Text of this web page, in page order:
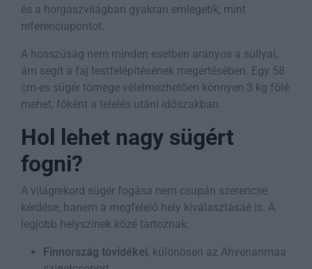
és a horgászvilágban gyakran emlegetik, mint
referenciapontot.
A hosszúság nem minden esetben arányos a súllyal,
ám segít a faj testfelépítésének megértésében. Egy 58
cm-es sügér tömege vélelmezhetően könnyen 3 kg fölé
mehet, főként a telelés utáni időszakban.
Hol lehet nagy sügért
fogni?
A világrekord sügér fogása nem csupán szerencse
kérdése, hanem a megfelelő hely kiválasztásáé is. A
legjobb helyszínek közé tartoznak:
Finnország tóvidékei, különösen az Ahvenanmaa